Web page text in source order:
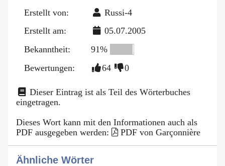
Erstellt von:
Russi-4
Erstellt am:
05.07.2005
Bekanntheit:
91%
Bewertungen:
64 0
Dieser Eintrag ist als Teil des Wörterbuches
eingetragen.
Dieses Wort kann mit den Informationen auch als
PDF ausgegeben werden:
PDF von Garçonnière
Ähnliche Wörter